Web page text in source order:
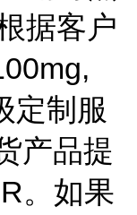
据客户
定制服
产品提
。如果